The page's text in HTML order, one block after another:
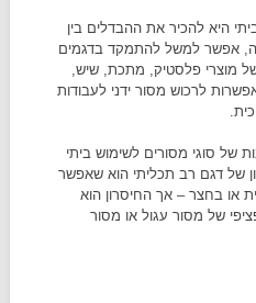
היא להכיר את ההבדלים בין
אפשר למשל להתמקד בדגמים
מוצרי פלסטיק, מתכת, שיש,
לרכוש מסור ידני לעבודות
של סוגי מסורים לשימוש ביתי
של דגם רב תכליתי הוא שאפשר
או בחצר – אך החיסרון הוא
של מסור עגול או מסור